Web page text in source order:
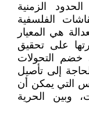
الزمنية
الفلسفية
هي المعيار
على تحقيق
خضم التحولات
إلى تأصيل
التي يمكن أن
وبين الحرية